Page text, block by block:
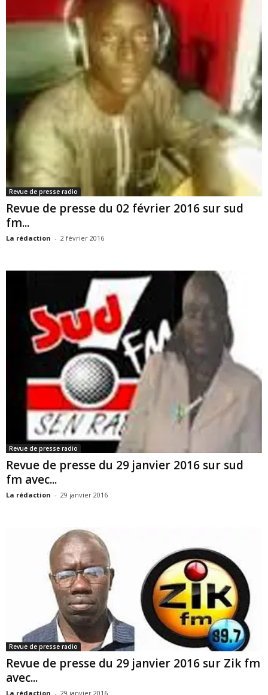
Revue de presse radio
Revue de presse du 02 février 2016 sur sud
fm...
La rédaction - 2 février 2016
Revue de presse radio
Revue de presse du 29 janvier 2016 sur sud
fm avec...
La rédaction - 29 janvier 2016
Revue de presse radio
Revue de presse du 29 janvier 2016 sur Zik fm
avec...
La rédaction - 29 janvier 2016